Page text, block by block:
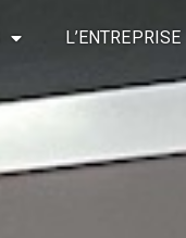
L’ENTREPRISE